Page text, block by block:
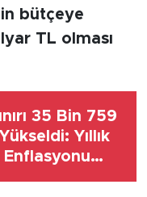
bütçeye
TL olması
35 Bin 759
Yıllık
Enflasyonu